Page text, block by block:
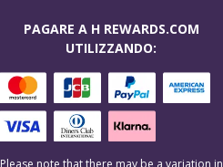
PAGARE A H REWARDS.COM
UTILIZZANDO:
Please note that there may be a variation in